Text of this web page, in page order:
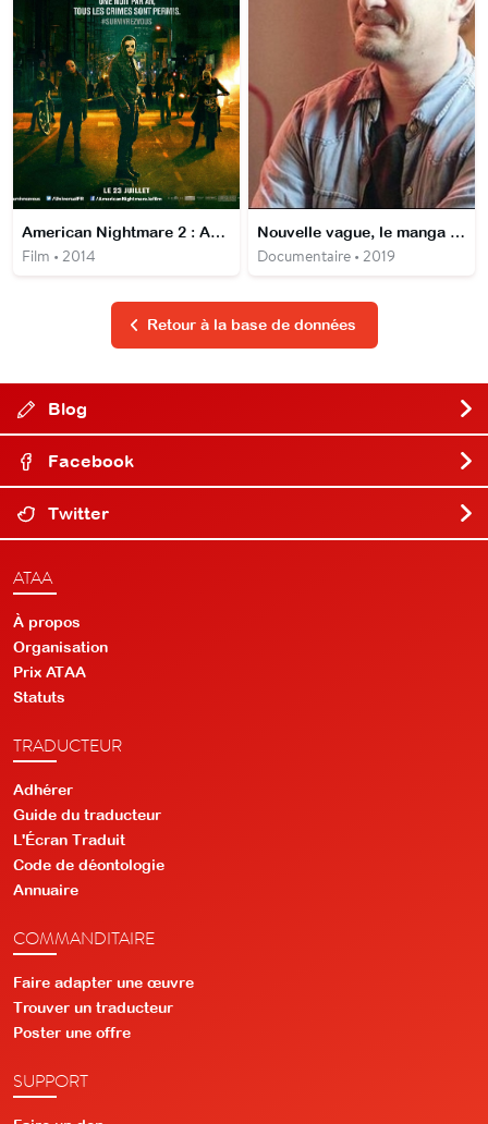
American Nightmare 2 : Anarchy
Film • 2014
Nouvelle vague, le manga fait son évolution
Documentaire • 2019
Retour à la base de données
Blog
Facebook
Twitter
ATAA
À propos
Organisation
Prix ATAA
Statuts
TRADUCTEUR
Adhérer
Guide du traducteur
L'Écran Traduit
Code de déontologie
Annuaire
COMMANDITAIRE
Faire adapter une œuvre
Trouver un traducteur
Poster une offre
SUPPORT